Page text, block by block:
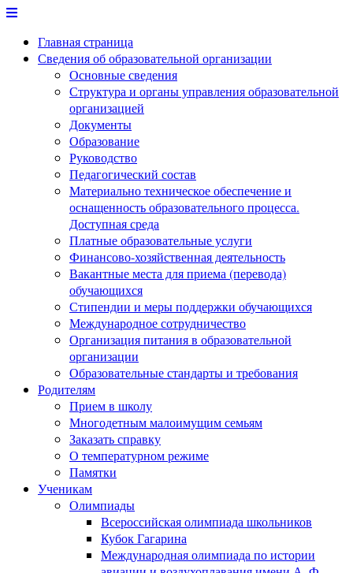
Перейти
содержимому
Главная страница
Сведения об образовательной организации
Основные сведения
Структура и органы управления образовательной
организацией
Документы
Образование
Руководство
Педагогический состав
Материально техническое обеспечение и
оснащенность образовательного процесса.
Доступная среда
Платные образовательные услуги
Финансово-хозяйственная деятельность
Вакантные места для приема (перевода)
обучающихся
Стипендии и меры поддержки обучающихся
Международное сотрудничество
Организация питания в образовательной
организации
Образовательные стандарты и требования
Родителям
Прием в школу
Многодетным малоимущим семьям
Заказать справку
О температурном режиме
Памятки
Ученикам
Олимпиады
Всероссийская олимпиада школьников
Кубок Гагарина
Международная олимпиада по истории